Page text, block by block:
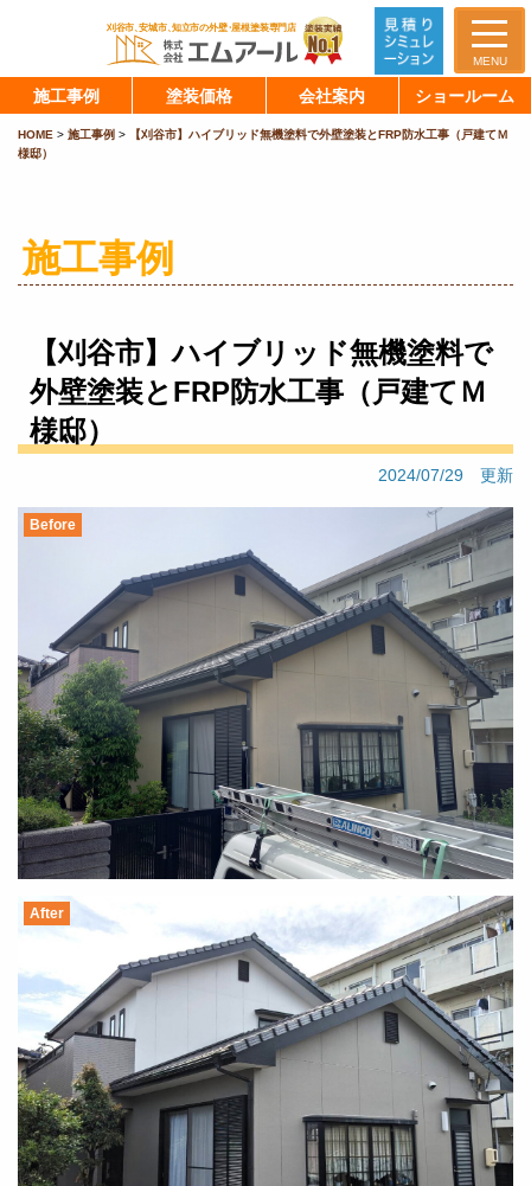
MENU
施工事例 塗装価格 会社案内 ショールーム
HOME > 施工事例 >
【刈谷市】ハイブリッド無機塗料で外壁塗装とFRP防水工事（戸建てＭ
様邸）
施工事例
【刈谷市】ハイブリッド無機塗料で
外壁塗装とFRP防水工事（戸建てＭ
様邸）
2024/07/29 更新
Before
After